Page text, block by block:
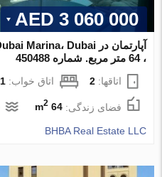
3 060 000 AED
، 64 متر مربع. شماره 450488
اتاقها:2 اتاق خواب:1
فضای زندگی:64 m
2
BHBA Real Estate LLC